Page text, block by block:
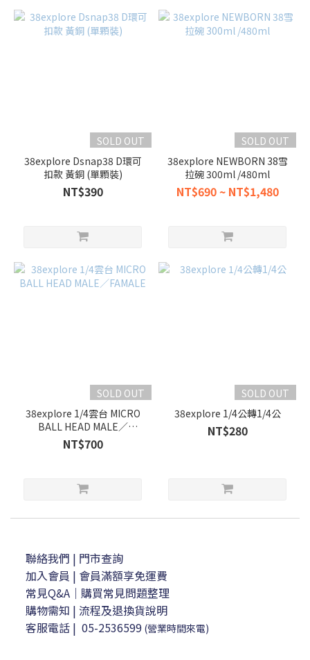
SOLD OUT
38explore Dsnap38 D環可
扣款 黃銅 (單顆裝)
NT$390
SOLD OUT
38explore NEWBORN 38雪
拉碗 300ml /480ml
NT$690 ~ NT$1,480
SOLD OUT
38explore 1/4雲台 MICRO
BALL HEAD MALE／
FAMALE
NT$700
SOLD OUT
38explore 1/4公轉1/4公
NT$280
聯絡我們 | 門市查詢
加入會員 | 會員滿額享免運費
常見Q&A｜購買常見問題整理
購物需知 | 流程及退換貨說明
客服電話 | 05-2536599 (營業時間來電)